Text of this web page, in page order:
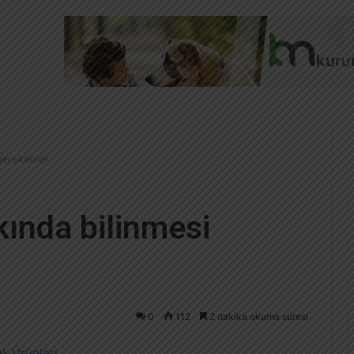
bilinmesi
0 112 2 dakika okuma süresi